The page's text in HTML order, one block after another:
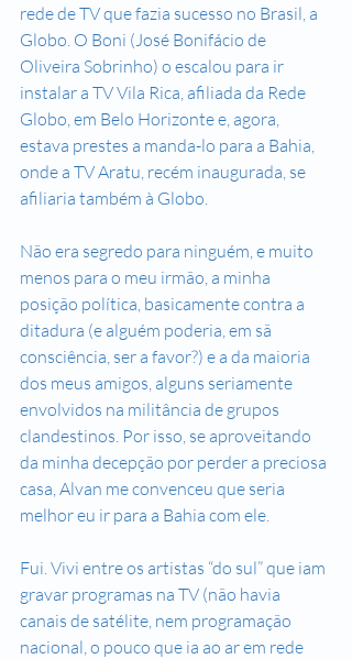
rede de TV que fazia sucesso no Brasil, a
Globo. O Boni (José Bonifácio de
Oliveira Sobrinho) o escalou para ir
instalar a TV Vila Rica, afiliada da Rede
Globo, em Belo Horizonte e, agora,
estava prestes a manda-lo para a Bahia,
onde a TV Aratu, recém inaugurada, se
afiliaria também à Globo.
Não era segredo para ninguém, e muito
menos para o meu irmão, a minha
posição política, basicamente contra a
ditadura (e alguém poderia, em sã
consciência, ser a favor?) e a da maioria
dos meus amigos, alguns seriamente
envolvidos na militância de grupos
clandestinos. Por isso, se aproveitando
da minha decepção por perder a preciosa
casa, Alvan me convenceu que seria
melhor eu ir para a Bahia com ele.
Fui. Vivi entre os artistas “do sul” que iam
gravar programas na TV (não havia
canais de satélite, nem programação
nacional, o pouco que ia ao ar em rede